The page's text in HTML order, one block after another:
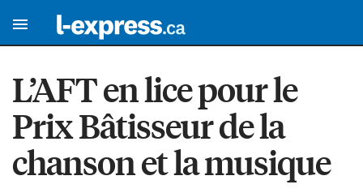
L’AFT en lice pour le
Prix Bâtisseur de la
chanson et la musique